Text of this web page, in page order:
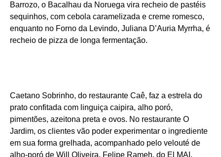
Barrozo, o Bacalhau da Noruega vira recheio de pastéis
sequinhos, com cebola caramelizada e creme romesco,
enquanto no Forno da Levindo, Juliana D’Auria Myrrha, é
recheio de pizza de longa fermentação.
Caetano Sobrinho, do restaurante Caê, faz a estrela do
prato confitada com linguiça caipira, alho poró,
pimentões, azeitona preta e ovos. No restaurante O
Jardim, os clientes vão poder experimentar o ingrediente
em sua forma grelhada, acompanhado pelo velouté de
alho-poró de Will Oliveira. Felipe Rameh, do El MAI,